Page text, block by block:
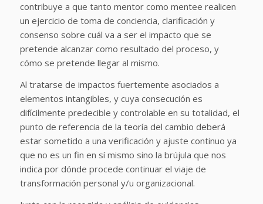
contribuye a que tanto mentor como mentee realicen
un ejercicio de toma de conciencia, clarificación y
consenso sobre cuál va a ser el impacto que se
pretende alcanzar como resultado del proceso, y
cómo se pretende llegar al mismo.
Al tratarse de impactos fuertemente asociados a
elementos intangibles, y cuya consecución es
difícilmente predecible y controlable en su totalidad, el
punto de referencia de la teoría del cambio deberá
estar sometido a una verificación y ajuste continuo ya
que no es un fin en sí mismo sino la brújula que nos
indica por dónde procede continuar el viaje de
transformación personal y/u organizacional.